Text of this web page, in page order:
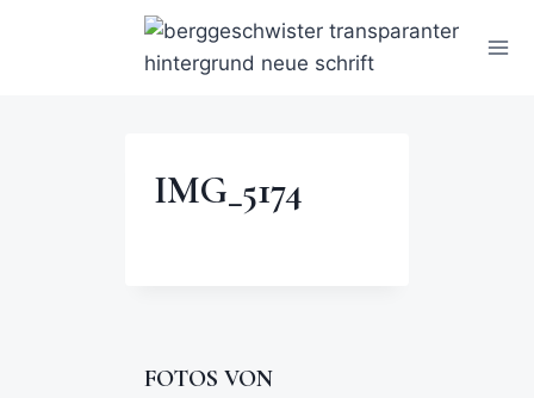
IMG_5174
FOTOS VON